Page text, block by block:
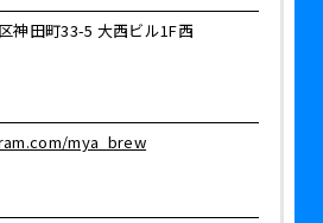
神田町33-5 大西ビル1F西
mya_brew